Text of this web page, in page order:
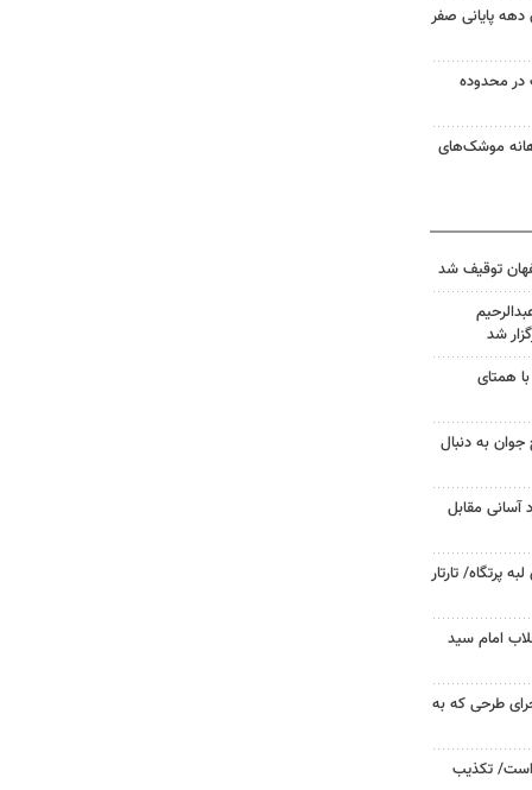
دهه پایانی صفر
محدوده
موشک‌های
شد
همتای
به دنبال
آسانی مقابل
پرتگاه/ تارتار
امام سید
طرحی که به
است/ تکذیب